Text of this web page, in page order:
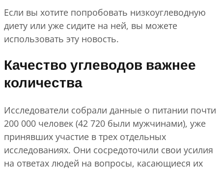
Если вы хотите попробовать низкоуглеводную
диету или уже сидите на ней, вы можете
использовать эту новость.
Качество углеводов важнее
количества
Исследователи собрали данные о питании почти
200 000 человек (42 720 были мужчинами), уже
принявших участие в трех отдельных
исследованиях. Они сосредоточили свои усилия
на ответах людей на вопросы, касающиеся их